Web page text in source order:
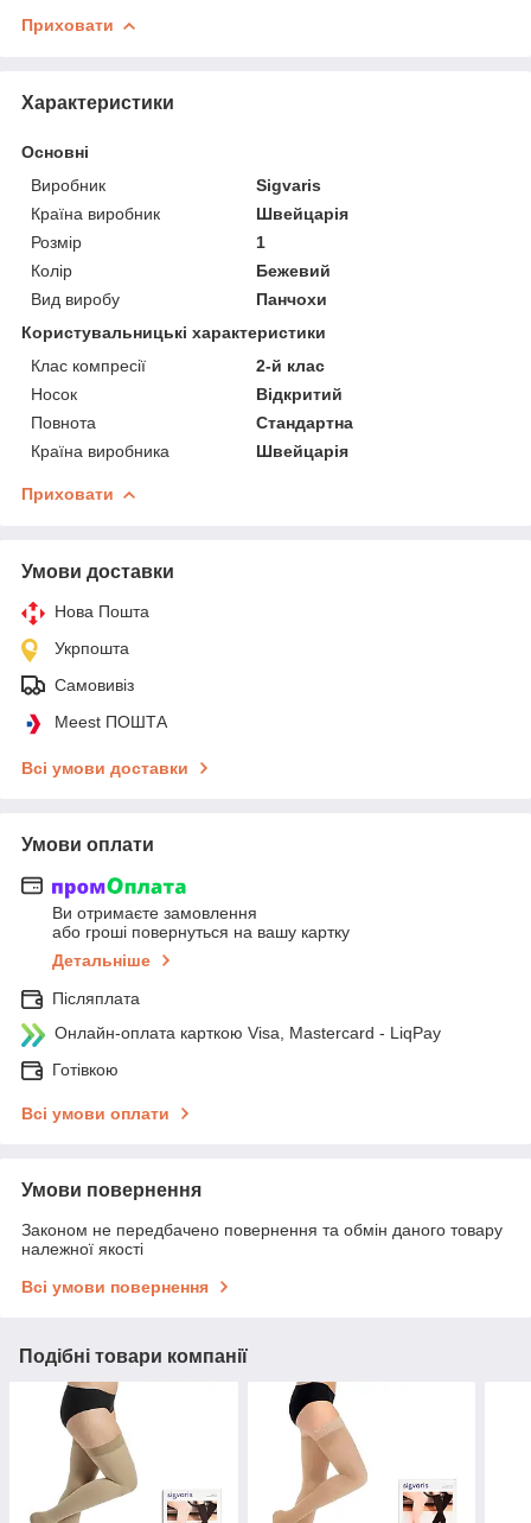
Приховати
Характеристики
Основні
Виробник
Sigvaris
Країна виробник
Швейцарія
Розмір
1
Колір
Бежевий
Вид виробу
Панчохи
Користувальницькі характеристики
Клас компресії
2-й клас
Носок
Відкритий
Повнота
Стандартна
Країна виробника
Швейцарія
Приховати
Умови доставки
Нова Пошта
Укрпошта
Самовивіз
Meest ПОШТА
Всі умови доставки
Умови оплати
Ви отримаєте замовлення
або гроші повернуться на вашу картку
Детальніше
Післяплата
Онлайн-оплата карткою Visa, Mastercard - LiqPay
Готівкою
Всі умови оплати
Умови повернення
Законом не передбачено повернення та обмін даного товару
належної якості
Всі умови повернення
Подібні товари компанії